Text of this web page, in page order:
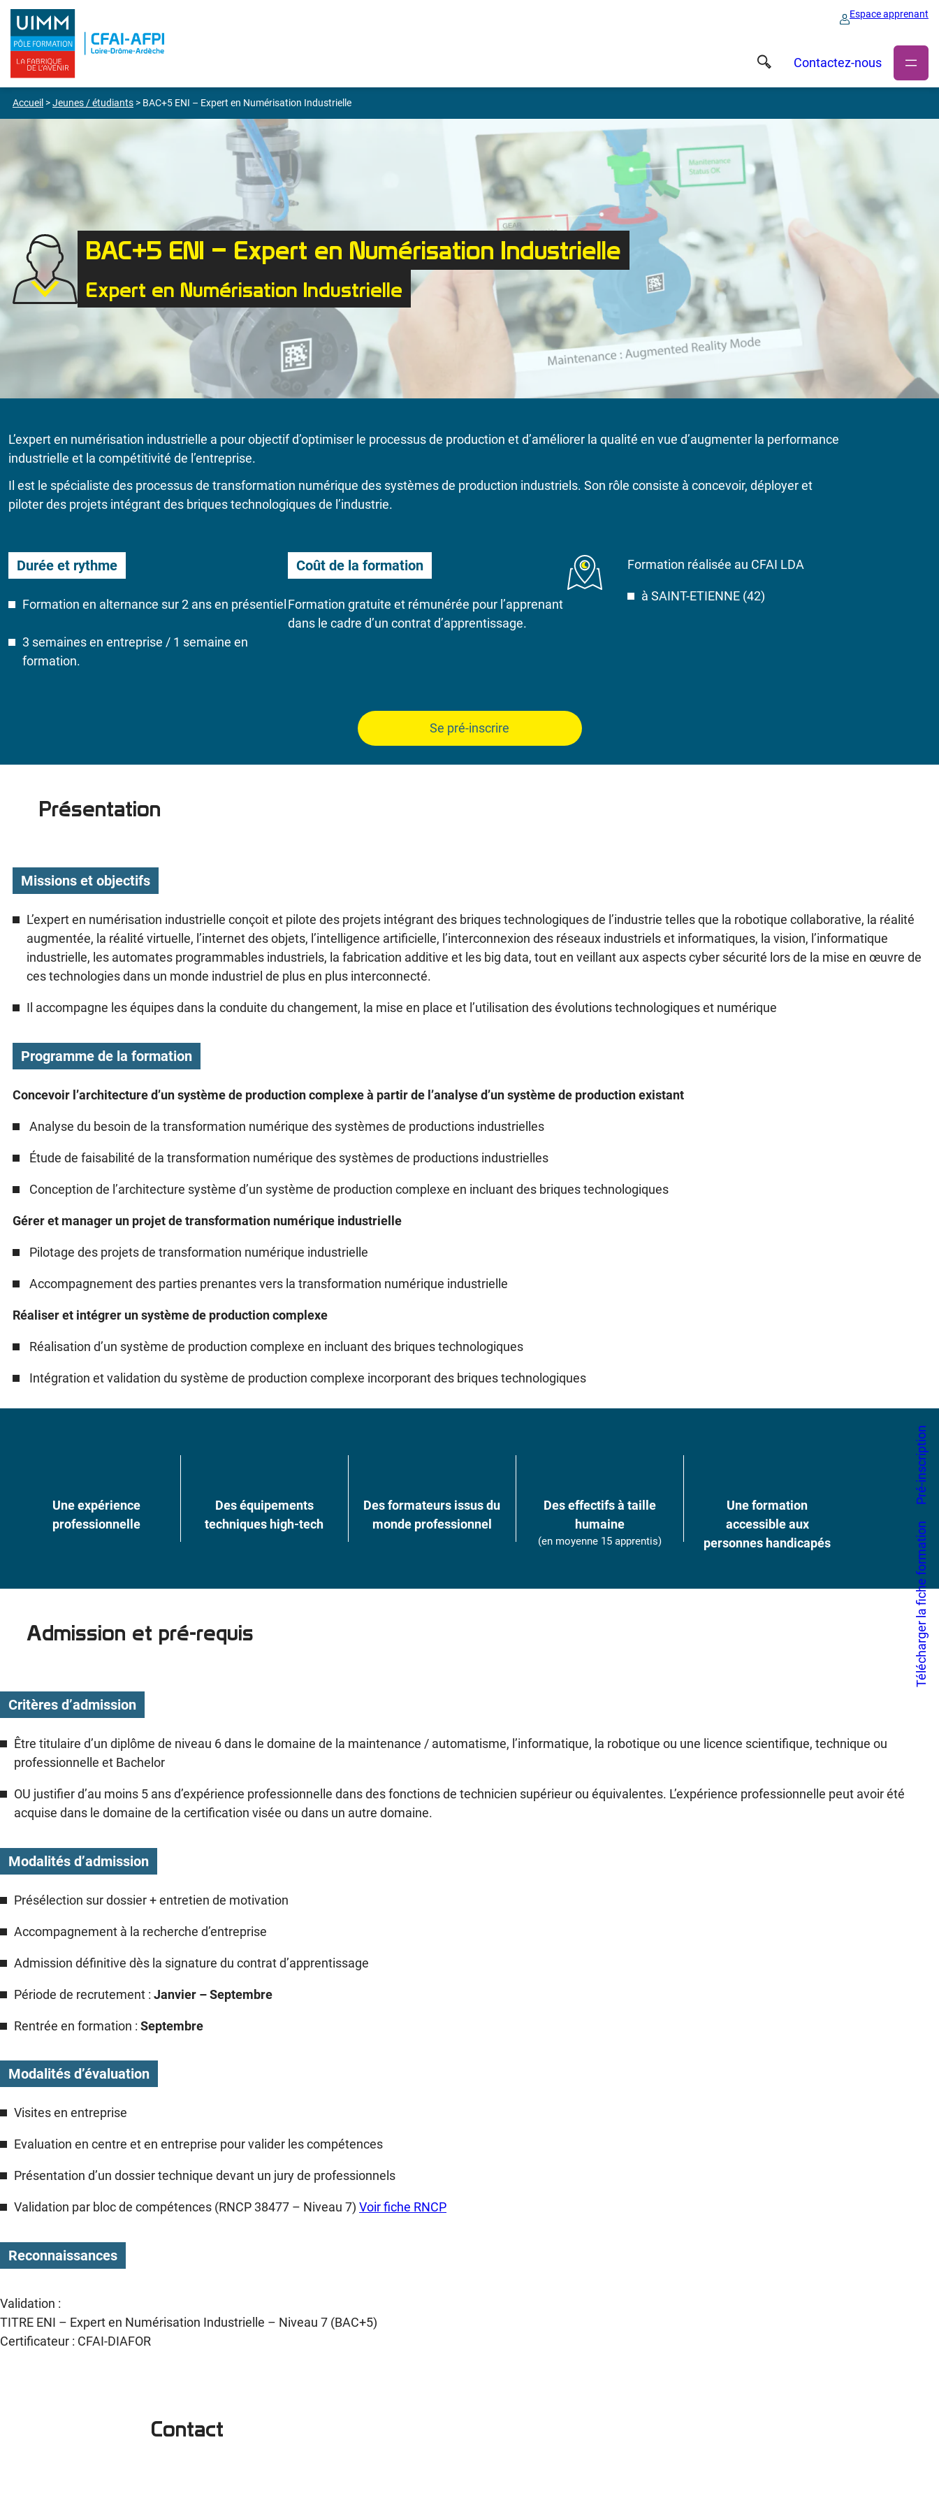
Espace apprenant
Contactez-nous
Accueil >Jeunes / étudiants > BAC+5 ENI – Expert en Numérisation Industrielle
BAC+5 ENI – Expert en Numérisation Industrielle
Expert en Numérisation Industrielle
L’expert en numérisation industrielle a pour objectif d’optimiser le processus de production et d’améliorer la qualité en vue d’augmenter la performance
industrielle et la compétitivité de l’entreprise.
Il est le spécialiste des processus de transformation numérique des systèmes de production industriels. Son rôle consiste à concevoir, déployer et
piloter des projets intégrant des briques technologiques de l’industrie.
Durée et rythme
Formation en alternance sur 2 ans en présentiel
3 semaines en entreprise / 1 semaine en
formation.
Coût de la formation
Formation gratuite et rémunérée pour l’apprenant
dans le cadre d’un contrat d’apprentissage.
Formation réalisée au CFAI LDA
à SAINT-ETIENNE (42)
Se pré-inscrire
Présentation
Missions et objectifs
L’expert en numérisation industrielle conçoit et pilote des projets intégrant des briques technologiques de l’industrie telles que la robotique collaborative, la réalité
augmentée, la réalité virtuelle, l’internet des objets, l’intelligence artificielle, l’interconnexion des réseaux industriels et informatiques, la vision, l’informatique
industrielle, les automates programmables industriels, la fabrication additive et les big data, tout en veillant aux aspects cyber sécurité lors de la mise en œuvre de
ces technologies dans un monde industriel de plus en plus interconnecté.
Il accompagne les équipes dans la conduite du changement, la mise en place et l’utilisation des évolutions technologiques et numérique
Programme de la formation
Concevoir l’architecture d’un système de production complexe à partir de l’analyse d’un système de production existant
Analyse du besoin de la transformation numérique des systèmes de productions industrielles
Étude de faisabilité de la transformation numérique des systèmes de productions industrielles
Conception de l’architecture système d’un système de production complexe en incluant des briques technologiques
Gérer et manager un projet de transformation numérique industrielle
Pilotage des projets de transformation numérique industrielle
Accompagnement des parties prenantes vers la transformation numérique industrielle
Réaliser et intégrer un système de production complexe
Réalisation d’un système de production complexe en incluant des briques technologiques
Intégration et validation du système de production complexe incorporant des briques technologiques
Une expérience
professionnelle
Des équipements
techniques high-tech
Des formateurs issus du
monde professionnel
Des effectifs à taille
humaine
(en moyenne 15 apprentis)
Une formation
accessible aux
personnes handicapés
Admission et pré-requis
Critères d’admission
Être titulaire d’un diplôme de niveau 6 dans le domaine de la maintenance / automatisme, l’informatique, la robotique ou une licence scientifique, technique ou
professionnelle et Bachelor
OU justifier d’au moins 5 ans d’expérience professionnelle dans des fonctions de technicien supérieur ou équivalentes. L’expérience professionnelle peut avoir été
acquise dans le domaine de la certification visée ou dans un autre domaine.
Modalités d’admission
Présélection sur dossier + entretien de motivation
Accompagnement à la recherche d’entreprise
Admission définitive dès la signature du contrat d’apprentissage
Période de recrutement : Janvier – Septembre
Rentrée en formation : Septembre
Modalités d’évaluation
Visites en entreprise
Evaluation en centre et en entreprise pour valider les compétences
Présentation d’un dossier technique devant un jury de professionnels
Validation par bloc de compétences (RNCP 38477 – Niveau 7) Voir fiche RNCP
Reconnaissances
Validation :
TITRE ENI – Expert en Numérisation Industrielle – Niveau 7 (BAC+5)
Certificateur : CFAI-DIAFOR
Contact
Télécharger la fiche formation
Pré-inscription